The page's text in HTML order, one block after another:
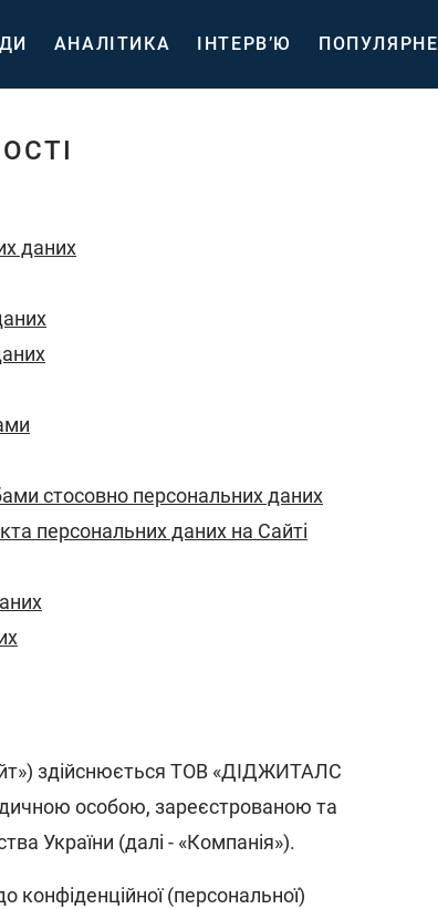
АНАЛІТИКА ІНТЕРВ’Ю ПОПУЛЯРНЕ
даних
стосовно персональних даних
персональних даних на Сайті
здійснюється ТОВ «ДІДЖИТАЛС
особою, зареєстрованою та
України (далі - «Компанія»).
(персональної)